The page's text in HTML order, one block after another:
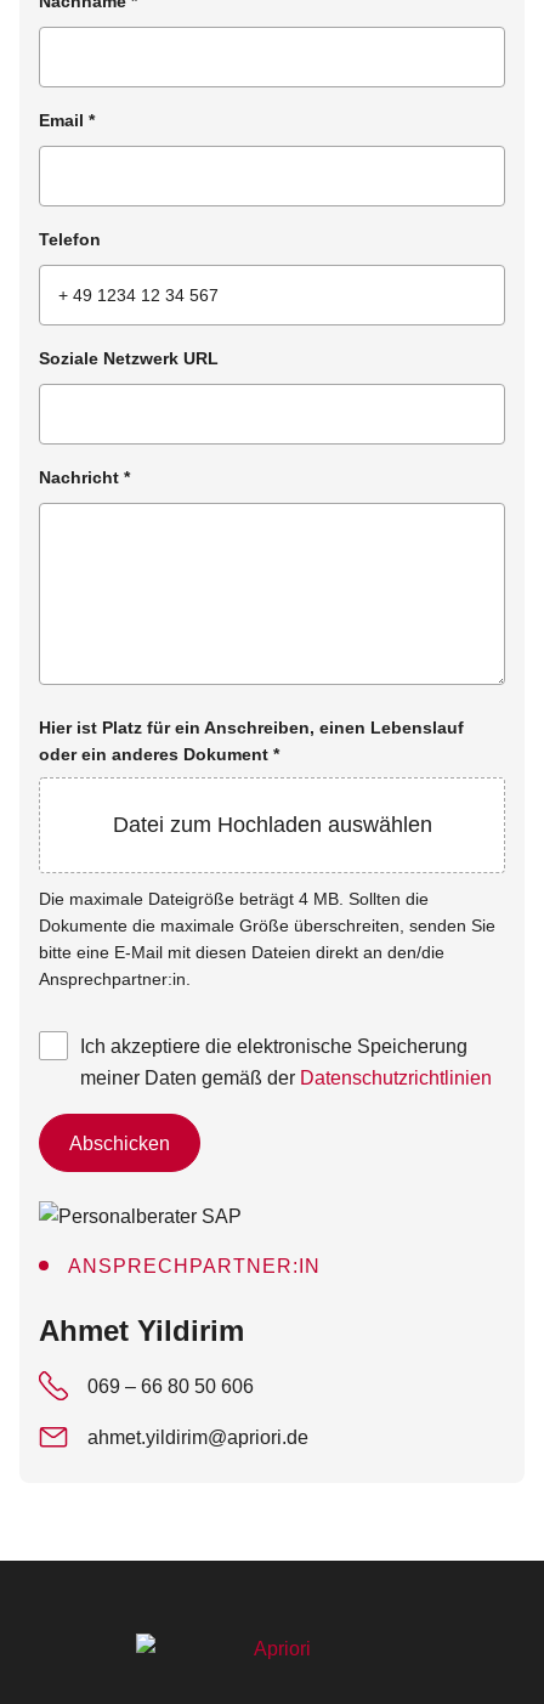
Email *
Telefon
Soziale Netzwerk URL
Nachricht *
Hier ist Platz für ein Anschreiben, einen Lebenslauf
oder ein anderes Dokument *
Datei zum Hochladen auswählen
Die maximale Dateigröße beträgt 4 MB. Sollten die
Dokumente die maximale Größe überschreiten, senden Sie
bitte eine E-Mail mit diesen Dateien direkt an den/die
Ansprechpartner:in.
Ich akzeptiere die elektronische Speicherung
meiner Daten gemäß der Datenschutzrichtlinien
Abschicken
ANSPRECHPARTNER:IN
:
Ahmet Yildirim
069 – 66 80 50 606
ahmet.yildirim@apriori.de